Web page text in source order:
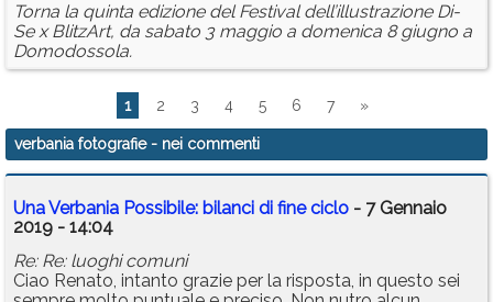
Torna la quinta edizione del Festival dell’illustrazione Di-
Se x BlitzArt, da sabato 3 maggio a domenica 8 giugno a
Domodossola.
1 2 3 4 5 6 7 »
verbania fotografie- nei commenti
Una Verbania Possibile: bilanci di fine ciclo - 7 Gennaio
2019 - 14:04
Re: Re: luoghi comuni
Ciao Renato, intanto grazie per la risposta, in questo sei